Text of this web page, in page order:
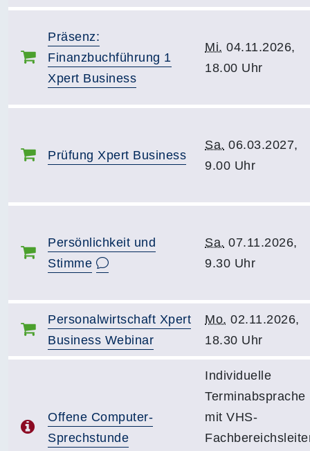
Präsenz:
Finanzbuchführung 1
Xpert Business
Mi. 04.11.2026,
18.00 Uhr
Prüfung Xpert Business
Sa. 06.03.2027,
9.00 Uhr
Persönlichkeit und
Stimme
Sa. 07.11.2026,
9.30 Uhr
Personalwirtschaft Xpert
Business Webinar
Mo. 02.11.2026,
18.30 Uhr
Offene Computer-
Sprechstunde
Individuelle
Terminabsprache
mit VHS-